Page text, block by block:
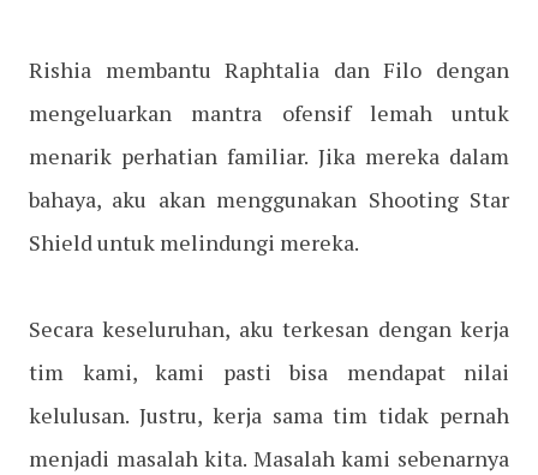
Rishia membantu Raphtalia dan Filo dengan
mengeluarkan mantra ofensif lemah untuk
menarik perhatian familiar. Jika mereka dalam
bahaya, aku akan menggunakan Shooting Star
Shield untuk melindungi mereka.
Secara keseluruhan, aku terkesan dengan kerja
tim kami, kami pasti bisa mendapat nilai
kelulusan. Justru, kerja sama tim tidak pernah
menjadi masalah kita. Masalah kami sebenarnya